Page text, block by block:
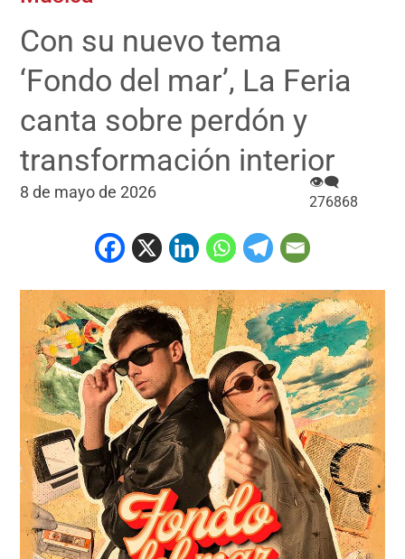
Con su nuevo tema
‘Fondo del mar’, La Feria
canta sobre perdón y
transformación interior
8 de mayo de 2026
👁‍🗨
276868